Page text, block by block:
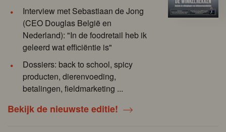
Interview met Sebastiaan de Jong
(CEO Douglas België en
Nederland): "In de foodretail heb ik
geleerd wat efficiëntie is"
Dossiers: back to school, spicy
producten, dierenvoeding,
betalingen, fieldmarketing ...
Bekijk de nieuwste editie!